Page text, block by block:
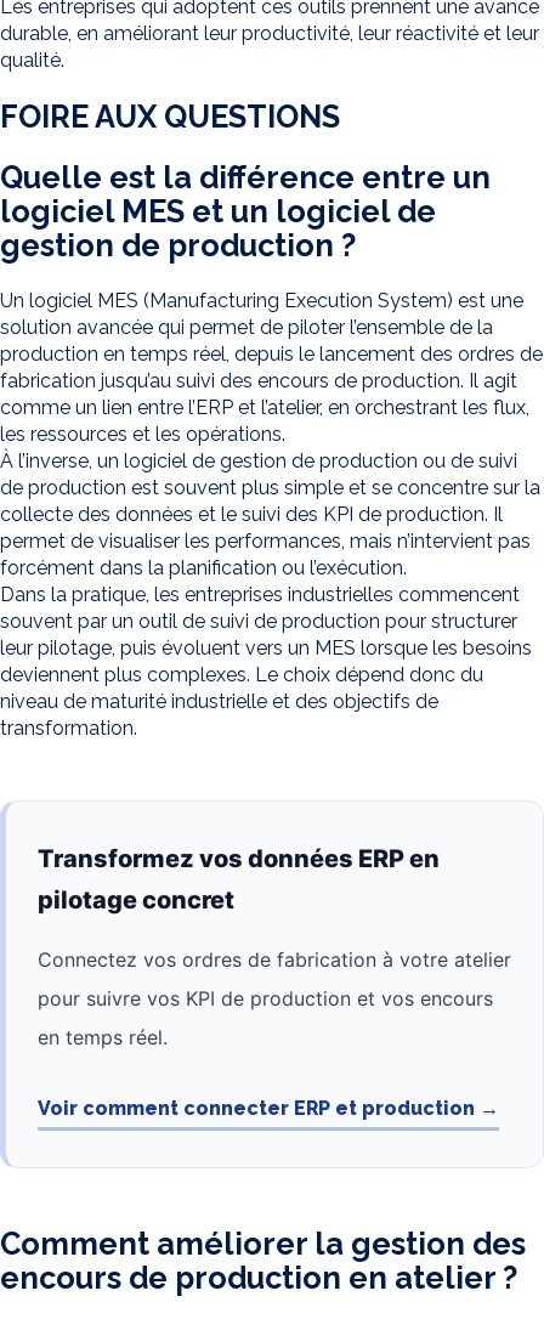
Les entreprises qui adoptent ces outils prennent une avance
durable, en améliorant leur productivité, leur réactivité et leur
qualité.
FOIRE AUX QUESTIONS
Quelle est la différence entre un
logiciel MES et un logiciel de
gestion de production ?
Un logiciel MES (Manufacturing Execution System) est une
solution avancée qui permet de piloter l’ensemble de la
production en temps réel, depuis le lancement des ordres de
fabrication jusqu’au suivi des encours de production. Il agit
comme un lien entre l’ERP et l’atelier, en orchestrant les flux,
les ressources et les opérations.
À l’inverse, un logiciel de gestion de production ou de suivi
de production est souvent plus simple et se concentre sur la
collecte des données et le suivi des KPI de production. Il
permet de visualiser les performances, mais n’intervient pas
forcément dans la planification ou l’exécution.
Dans la pratique, les entreprises industrielles commencent
souvent par un outil de suivi de production pour structurer
leur pilotage, puis évoluent vers un MES lorsque les besoins
deviennent plus complexes. Le choix dépend donc du
niveau de maturité industrielle et des objectifs de
transformation.
Transformez vos données ERP en
pilotage concret
Connectez vos ordres de fabrication à votre atelier
pour suivre vos KPI de production et vos encours
en temps réel.
Voir comment connecter ERP et production →
Comment améliorer la gestion des
encours de production en atelier ?